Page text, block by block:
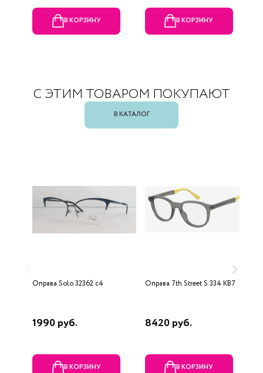
В КОРЗИНУ В КОРЗИНУ
С ЭТИМ ТОВАРОМ ПОКУПАЮТ
В КАТАЛОГ
Оправа Solo 32362 c4
1990 руб.
В КОРЗИНУ
Оправа 7th Street S 334 KB7
8420 руб.
В КОРЗИНУ